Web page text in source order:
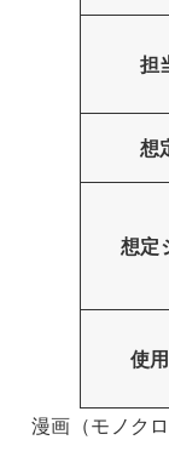
担
想
想定
使
漫画（モノク